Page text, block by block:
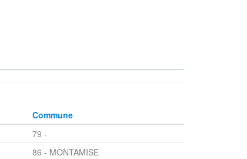
Commune
79 -
86 - MONTAMISE